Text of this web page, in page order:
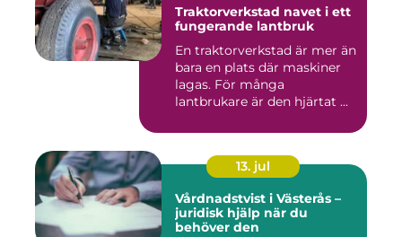
Traktorverkstad navet i ett
fungerande lantbruk
En traktorverkstad är mer än
bara en plats där maskiner
lagas. För många
lantbrukare är den hjärtat ...
13. jul
Vårdnadstvist i Västerås –
juridisk hjälp när du
behöver den